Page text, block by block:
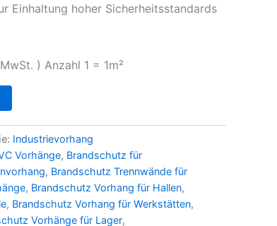
Einhaltung hoher Sicherheitsstandards
) Anzahl 1 = 1m²
Industrievorhang
Vorhänge, Brandschutz für
, Brandschutz Trennwände für
, Brandschutz Vorhang für Hallen,
, Brandschutz Vorhang für Werkstätten,
Vorhänge für Lager,